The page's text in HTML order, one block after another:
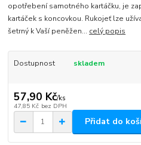
opotřebení samotného kartáčku, je
kartáček s koncovkou. Rukojeť lze
šetrný k Vaší peněžen... celý popis
Dostupnost skladem
57,90 Kč/ks
47,85 Kč bez DPH
Přidat do